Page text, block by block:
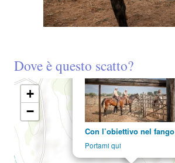
Dove è questo scatto?
Con l’obiettivo nel fango
Portami qui
+
−